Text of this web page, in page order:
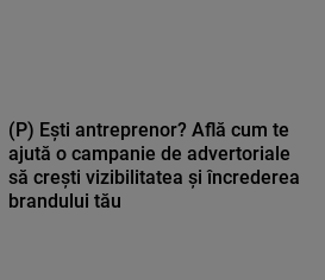
(P) Ești antreprenor? Află cum te
ajută o campanie de advertoriale
să crești vizibilitatea și încrederea
brandului tău